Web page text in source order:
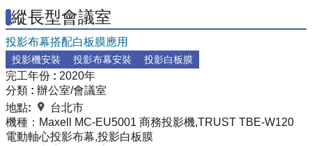
縱長型會議室
投影布幕搭配白板膜應用
投影機安裝 投影布幕安裝 投影白板膜
完工年份 : 2020年
分類 : 辦公室/會議室
地點:
台北市
機種： Maxell MC-EU5001 商務投影機,TRUST TBE-W120
電動軸心投影布幕,投影白板膜